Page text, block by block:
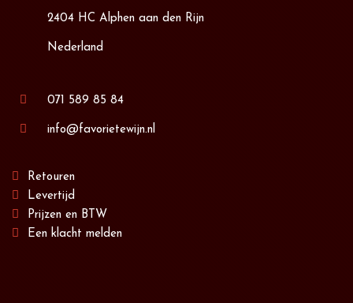
2404 HC Alphen aan den Rijn
Nederland
071 589 85 84
info@favorietewijn.nl
Retouren
Levertijd
Prijzen en BTW
Een klacht melden